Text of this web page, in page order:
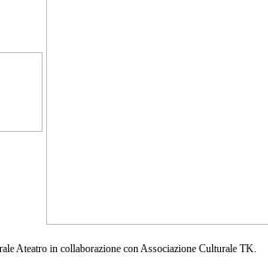
Ateatro in collaborazione con Associazione Culturale TK.